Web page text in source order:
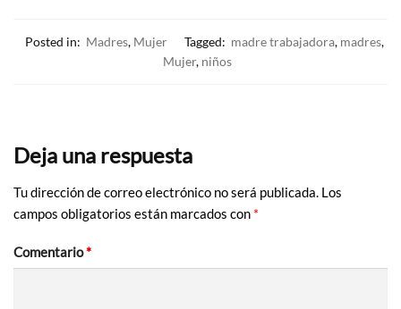
Posted in: Madres, Mujer Tagged: madre trabajadora, madres,
Mujer, niños
Deja una respuesta
Tu dirección de correo electrónico no será publicada. Los
campos obligatorios están marcados con *
Comentario*